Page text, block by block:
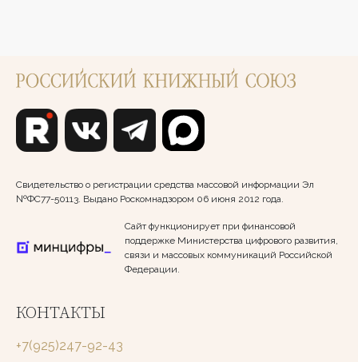
Свидетельство о регистрации средства массовой информации Эл
№ФС77-50113. Выдано Роскомнадзором 06 июня 2012 года.
Сайт функционирует при финансовой
поддержке Министерства цифрового развития,
связи и массовых коммуникаций Российской
Федерации.
КОНТАКТЫ
+7(925)247-92-43